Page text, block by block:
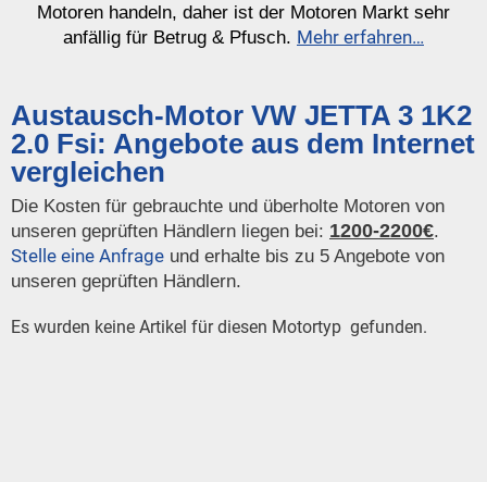
Motoren handeln, daher ist der Motoren Markt sehr
anfällig für Betrug & Pfusch. Mehr erfahren…
Austausch-Motor VW JETTA 3 1K2
2.0 Fsi: Angebote aus dem Internet
vergleichen
Die Kosten für gebrauchte und überholte Motoren von
unseren geprüften Händlern liegen bei: 1200-2200€.
Stelle eine Anfrage und erhalte bis zu 5 Angebote von
unseren geprüften Händlern.
Es wurden keine Artikel für diesen Motortyp gefunden.